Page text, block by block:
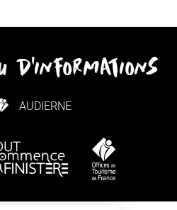
d'informations
AUDIERNE